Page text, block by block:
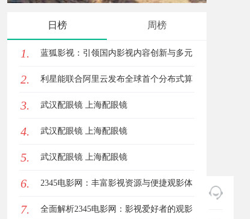
日榜 周榜
1. 蓝狐影视：引领国内影视内容创新与多元
化发展的先锋力量
2. 利星能联合阿里云发布全球首个分布式算
电协同解决方案
3. 武汉配眼镜 上海配眼镜
4. 武汉配眼镜 上海配眼镜
5. 武汉配眼镜 上海配眼镜
6. 2345电影网：丰富影视资源与便捷观影体
验的最佳选择
7. 全面解析2345电影网：影视爱好者的观影